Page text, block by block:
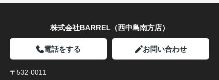
株式会社BARREL（西中島南方店）
電話をする お問い合わせ
〒532-0011